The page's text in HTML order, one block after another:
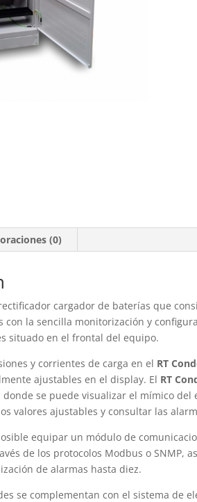
(0)
cargador de baterías que
con la sencilla monitorización y
situado en el frontal del equipo.
y corrientes de carga en el RT
ajustables en el display. El RT
se puede visualizar el mímico
valores ajustables y consultar las
equipar un módulo de
de los protocolos Modbus o SNMP,
de alarmas hasta diez.
se complementan con el sistema de